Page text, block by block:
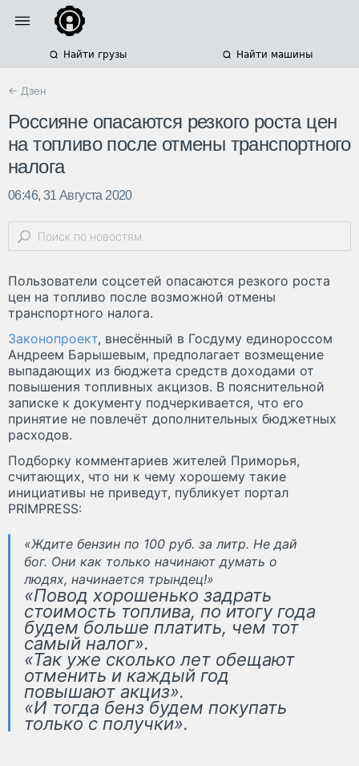
Найти грузы Найти машины
← Дзен
Россияне опасаются резкого роста цен
на топливо после отмены транспортного
налога
06:46, 31 Августа 2020
Пользователи соцсетей опасаются резкого роста
цен на топливо после возможной отмены
транспортного налога.
Законопроект, внесённый в Госдуму единороссом
Андреем Барышевым, предполагает возмещение
выпадающих из бюджета средств доходами от
повышения топливных акцизов. В пояснительной
записке к документу подчеркивается, что его
принятие не повлечёт дополнительных бюджетных
расходов.
Подборку комментариев жителей Приморья,
считающих, что ни к чему хорошему такие
инициативы не приведут, публикует портал
PRIMPRESS:
«Ждите бензин по 100 руб. за литр. Не дай
бог. Они как только начинают думать о
людях, начинается трындец!»
«Повод хорошенько задрать
стоимость топлива, по итогу года
будем больше платить, чем тот
самый налог».
«Так уже сколько лет обещают
отменить и каждый год
повышают акциз».
«И тогда бенз будем покупать
только с получки».